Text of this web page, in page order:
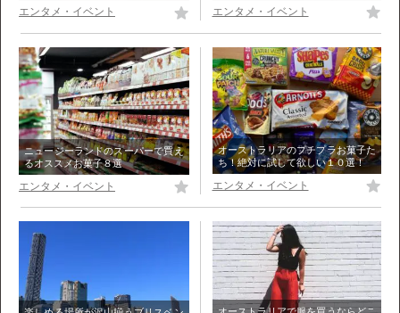
エンタメ・イベント エンタメ・イベント
ニュージーランドのスーパーで買え
るオススメお菓子８選
エンタメ・イベント
オーストラリアのプチプラお菓子た
ち！絶対に試して欲しい１０選！
エンタメ・イベント